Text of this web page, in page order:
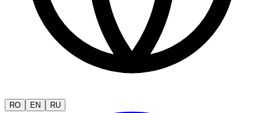
RO EN RU